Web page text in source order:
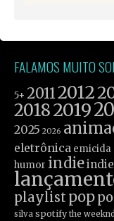
FALAMOS MUITO
5+ 20112012
20182019
2025 2026
eletrônica emicida
humor indie
playlist pop
silva spotify the